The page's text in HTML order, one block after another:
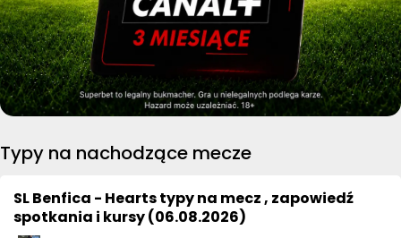
Typy na nachodzące mecze
SL Benfica - Hearts typy na mecz , zapowiedź
spotkania i kursy (06.08.2026)